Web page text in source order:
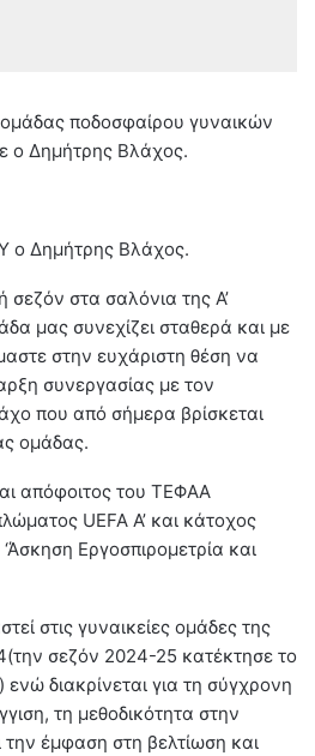
ομάδας ποδοσφαίρου γυναικών
ο Δημήτρης Βλάχος.
ο Δημήτρης Βλάχος.
σεζόν στα σαλόνια της Α’
μας συνεχίζει σταθερά και με
στην ευχάριστη θέση να
συνεργασίας με τον
που από σήμερα βρίσκεται
ομάδας.
απόφοιτος του ΤΕΦΑΑ
UEFA Α’ και κάτοχος
Εργοσπιρομετρία και
στις γυναικείες ομάδες της
σεζόν 2024-25 κατέκτησε το
διακρίνεται για τη σύγχρονη
τη μεθοδικότητα στην
την έμφαση στη βελτίωση και